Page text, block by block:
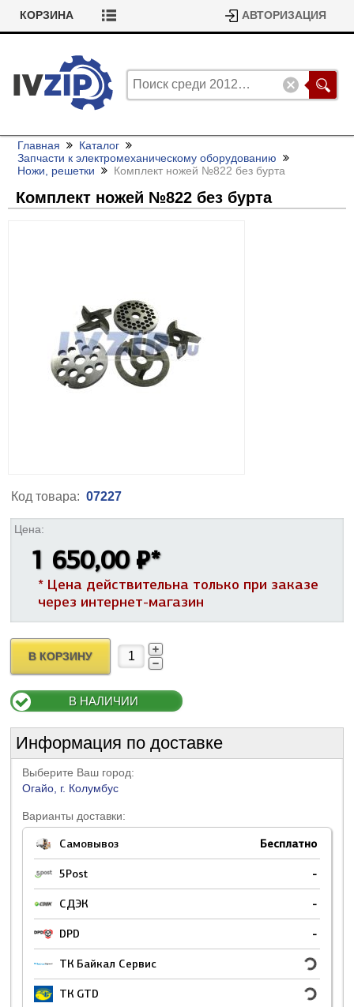
КОРЗИНА АВТОРИЗАЦИЯ
Главная
Каталог
Запчасти к электромеханическому оборудованию
Ножи, решетки
Комплект ножей №822 без бурта
Комплект ножей №822 без бурта
Код товара: 07227
Цена:
1 650,00 ₽*
* Цена действительна только при заказе
через интернет-магазин
В КОРЗИНУ
В НАЛИЧИИ
Информация по доставке
Выберите Ваш город:
Огайо, г. Колумбус
Варианты доставки:
Самовывоз Бесплатно
5Post -
СДЭК -
DPD -
ТК Байкал Сервис
ТК GTD